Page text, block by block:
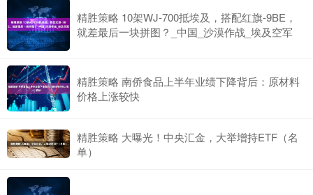
精胜策略 10架WJ-700抵埃及，搭配红旗-9BE，
就差最后一块拼图？_中国_沙漠作战_埃及空军
精胜策略 南侨食品上半年业绩下降背后：原材料
价格上涨较快
精胜策略 大曝光！中央汇金，大举增持ETF（名
单）